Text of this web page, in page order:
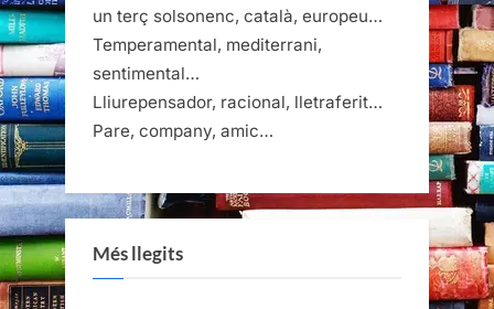
un terç solsonenc, català, europeu…
Temperamental, mediterrani,
sentimental…
Lliurepensador, racional, lletraferit…
Pare, company, amic…
Més llegits